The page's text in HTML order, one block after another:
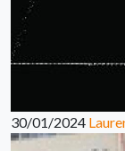
30/01/2024